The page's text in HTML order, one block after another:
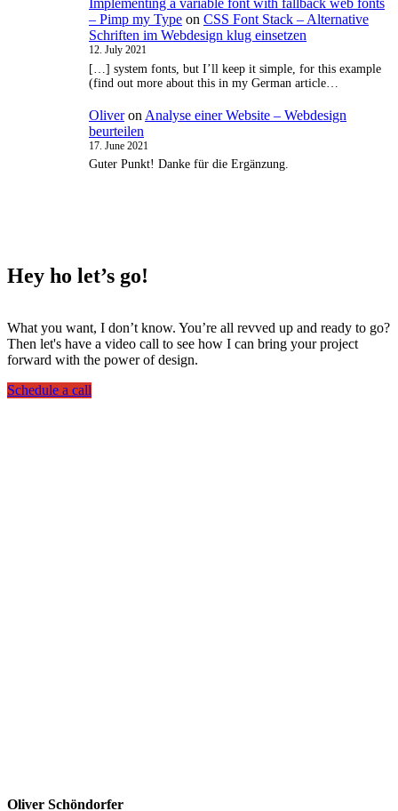
Implementing a variable font with fallback web fonts
– Pimp my Type on CSS Font Stack – Alternative
Schriften im Webdesign klug einsetzen
12. July 2021
[…] system fonts, but I’ll keep it simple, for this example
(find out more about this in my German article…
Oliveron Analyse einer Website – Webdesign
beurteilen
17. June 2021
Guter Punkt! Danke für die Ergänzung.
Hey ho let’s go!
What you want, I don’t know. You’re all revved up and ready to go?
Then let's have a video call to see how I can bring your project
forward with the power of design.
Schedule a call
Oliver Schöndorfer